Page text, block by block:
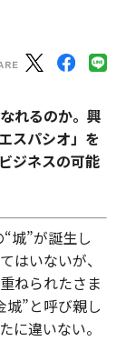
れるのか。興
スパシオ」を
ジネスの可能
城”が誕生し
はいないが、
ねられたさま
”と呼び親し
に違いない。